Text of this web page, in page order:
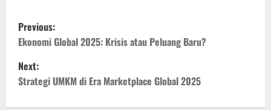
P
o
s
Previous:
Ekonomi Global 2025: Krisis atau Peluang Baru?
Next:
Strategi UMKM di Era Marketplace Global 2025